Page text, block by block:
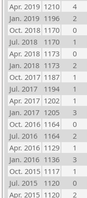
Apr. 2019 1210 4
Jan. 2019 1196 2
Oct. 2018 1170 0
Jul. 2018
1170 1
Apr. 2018 1173 0
Jan. 2018 1173 2
Oct. 2017 1187 1
Jul. 2017
1194 1
Apr. 2017 1202 1
Jan. 2017 1205 3
Oct. 2016 1164 0
Jul. 2016
1164 2
Apr. 2016 1129 1
Jan. 2016 1136 3
Oct. 2015 1117 1
Jul. 2015
1120 0
Apr. 2015 1120 2